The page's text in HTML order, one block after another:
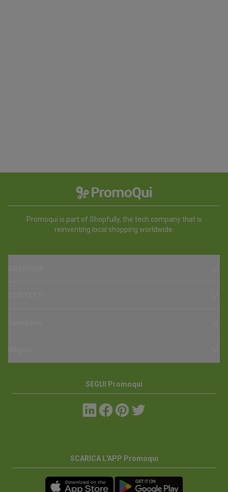
Promoqui is part of Shopfully, the tech company that is
reinventing local shopping worldwide.
SEGUI Promoqui
SCARICA L'APP Promoqui